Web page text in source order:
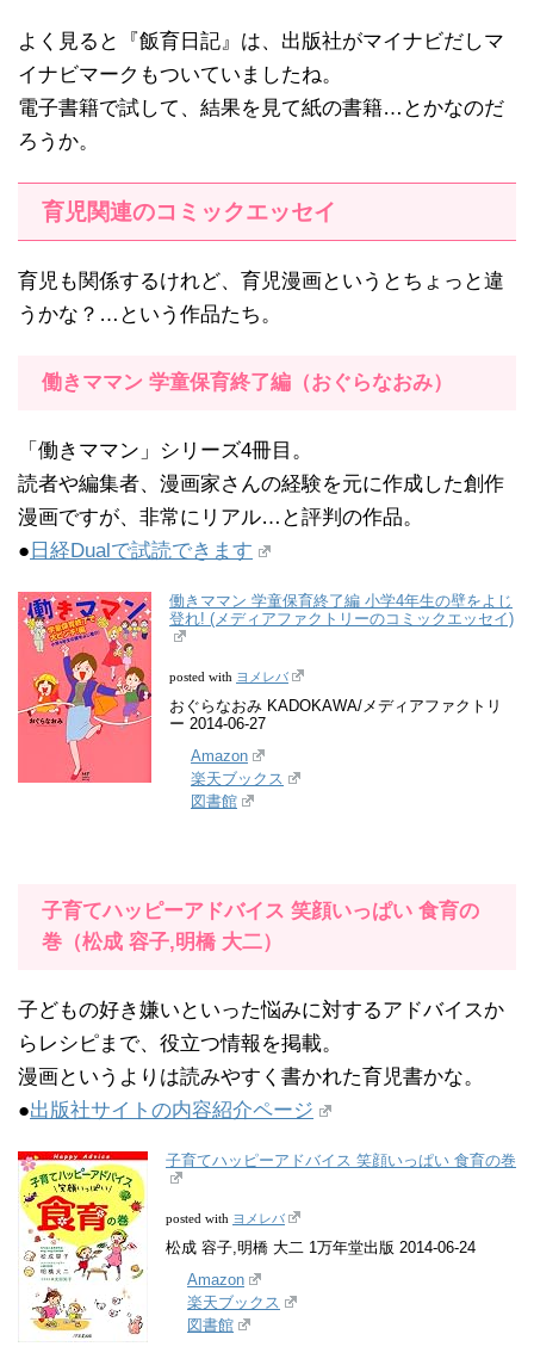
よく見ると『飯育日記』は、出版社がマイナビだしマ
イナビマークもついていましたね。
電子書籍で試して、結果を見て紙の書籍…とかなのだ
ろうか。
育児関連のコミックエッセイ
育児も関係するけれど、育児漫画というとちょっと違
うかな？…という作品たち。
働きママン 学童保育終了編（おぐらなおみ）
「働きママン」シリーズ4冊目。
読者や編集者、漫画家さんの経験を元に作成した創作
漫画ですが、非常にリアル…と評判の作品。
● 日経Dualで試読できます
働きママン 学童保育終了編 小学4年生の壁をよじ
登れ! (メディアファクトリーのコミックエッセイ)
posted with ヨメレバ
おぐらなおみ KADOKAWA/メディアファクトリ
ー 2014-06-27
Amazon
楽天ブックス
図書館
子育てハッピーアドバイス 笑顔いっぱい 食育の
巻（松成 容子,明橋 大二）
子どもの好き嫌いといった悩みに対するアドバイスか
らレシピまで、役立つ情報を掲載。
漫画というよりは読みやすく書かれた育児書かな。
●出版社サイトの内容紹介ページ
子育てハッピーアドバイス 笑顔いっぱい 食育の巻
posted with ヨメレバ
松成 容子,明橋 大二 1万年堂出版 2014-06-24
Amazon
楽天ブックス
図書館